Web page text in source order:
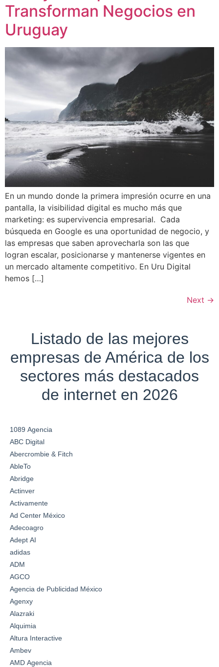
Transforman Negocios en
Uruguay
En un mundo donde la primera impresión ocurre en una
pantalla, la visibilidad digital es mucho más que
marketing: es supervivencia empresarial. Cada
búsqueda en Google es una oportunidad de negocio, y
las empresas que saben aprovecharla son las que
logran escalar, posicionarse y mantenerse vigentes en
un mercado altamente competitivo. En Uru Digital
hemos […]
Next →
Listado de las mejores
empresas de América de los
sectores más destacados
de internet en 2026
1089 Agencia
ABC Digital
Abercrombie & Fitch
AbleTo
Abridge
Actinver
Activamente
Ad Center México
Adecoagro
Adept AI
adidas
ADM
AGCO
Agencia de Publicidad México
Agenxy
Alazraki
Alquimia
Altura Interactive
Ambev
AMD Agencia